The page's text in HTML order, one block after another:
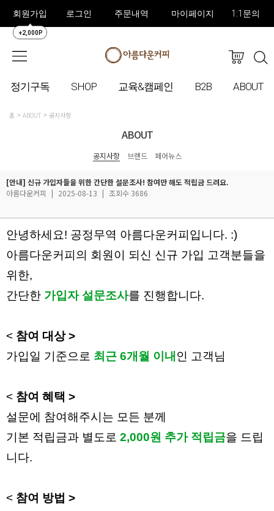
회원가입
+2,000P
로그인 주문내역 마이페이지 1:1문의
정기구독 SHOP 교육&캠페인 B2B ABOUT
홈 ABOUT 공지사항
ABOUT
공지사항 브랜드 페어뉴스
[안내] 신규 가입자들을 위한 간단한 설문조사! 참여만 해도 적립금 드려요.
아름다운커피
| 2025-08-13 | 조회수 3686
안녕하세요! 공정무역 아름다운커피입니다. :)
아름다운커피의 회원이 되신 신규 가입 고객분들을
위한,
간단한 가입자 설문조사를 진행합니다.
< 참여 대상 >
가입일 기준으로 최근 6개월 이내 인 고객님
< 참여 혜택 >
설문에 참여해주시는 모든 분께
기본 적립금과 별도로 2,000원 추가 적립금을 드립
니다.
< 참여 방법 >